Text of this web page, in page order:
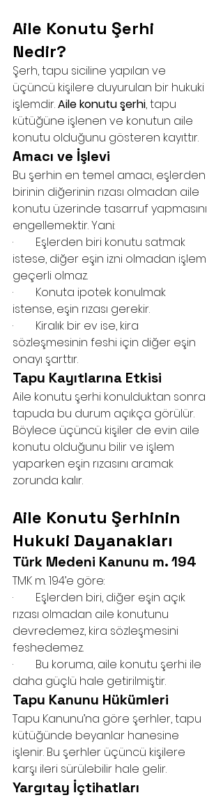
Aile Konutu Şerhi
Nedir?
Şerh, tapu siciline yapılan ve
üçüncü kişilere duyurulan bir hukuki
işlemdir. Aile konutu şerhi, tapu
kütüğüne işlenen ve konutun aile
konutu olduğunu gösteren kayıttır.
Amacı ve İşlevi
Bu şerhin en temel amacı, eşlerden
birinin diğerinin rızası olmadan aile
konutu üzerinde tasarruf yapmasını
engellemektir. Yani:
·        Eşlerden biri konutu satmak
istese, diğer eşin izni olmadan işlem
geçerli olmaz.
·        Konuta ipotek konulmak
istense, eşin rızası gerekir.
·        Kiralık bir ev ise, kira
sözleşmesinin feshi için diğer eşin
onayı şarttır.
Tapu Kayıtlarına Etkisi
Aile konutu şerhi konulduktan sonra
tapuda bu durum açıkça görülür.
Böylece üçüncü kişiler de evin aile
konutu olduğunu bilir ve işlem
yaparken eşin rızasını aramak
zorunda kalır.
Aile Konutu Şerhinin
Hukuki Dayanakları
Türk Medeni Kanunu m. 194
TMK m. 194’e göre:
·        Eşlerden biri, diğer eşin açık
rızası olmadan aile konutunu
devredemez, kira sözleşmesini
feshedemez.
·        Bu koruma, aile konutu şerhi ile
daha güçlü hale getirilmiştir.
Tapu Kanunu Hükümleri
Tapu Kanunu’na göre şerhler, tapu
kütüğünde beyanlar hanesine
işlenir. Bu şerhler üçüncü kişilere
karşı ileri sürülebilir hale gelir.
Yargıtay İçtihatları